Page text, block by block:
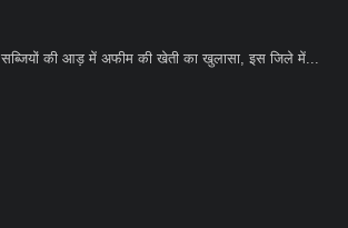
सब्जियों की आड़ में अफीम की खेती का खुलासा, इस जिले में...